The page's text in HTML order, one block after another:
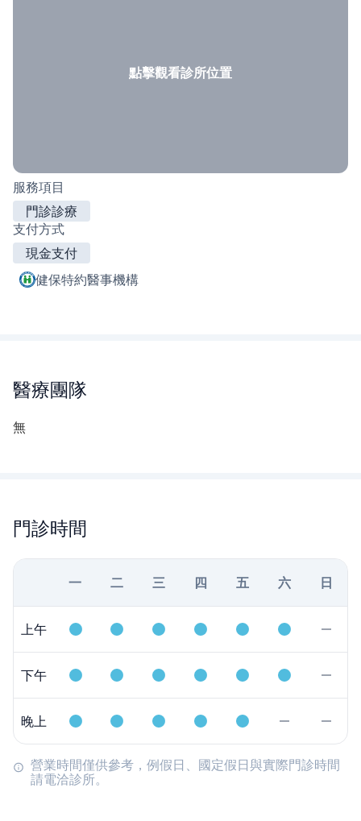
點擊觀看診所位置
服務項目
門診診療
支付方式
現金支付
健保特約醫事機構
醫療團隊
無
門診時間
一 二 三 四 五 六 日
上午
下午
晚上
營業時間僅供參考，例假日、國定假日與實際門診時間
請電洽診所。